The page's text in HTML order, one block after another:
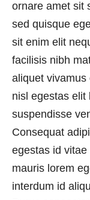
ornare amet sit
sed quisque
sit enim elit
facilisis nibh
aliquet vivamus
nisl egestas elit
suspendisse
Consequat
egestas id
mauris lorem
interdum id